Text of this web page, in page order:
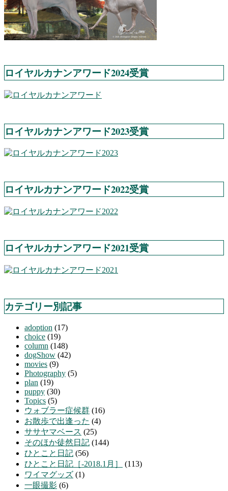
ロイヤルカナンアワード2024受賞
ロイヤルカナンアワード2023受賞
ロイヤルカナンアワード2022受賞
ロイヤルカナンアワード2021受賞
カテゴリー別記事
adoption (17)
choice (19)
column (148)
dogShow (42)
movies (9)
Photography (5)
plan (19)
puppy (30)
Topics (5)
ウォブラー症候群 (16)
お散歩で出逢った (4)
ササヤマベース (25)
そのほか徒然日記 (144)
ひとこと日記 (56)
ひとこと日記［-2018.1月］
(113)
ワイマグッズ (1)
一眼撮影 (6)